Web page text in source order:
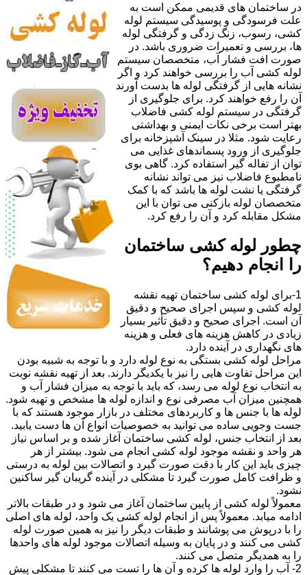
در ساختمان های قدیمی ممکن است به
علت فرسودگی و پوسیدگی سیستم لوله
کشی، رسوب، زنگ زدگی و گرفتگی لوله
ها، بررسی و تعمیرات ضروری باشد. در
صورت افت فشار آب، متخصصان سیستم
لوله کشی آب را بررسی خواهند کرد و اگر
نشانه هایی از گرفتگی لوله ها بدست آورند
آن را رفع خواهند کرد. برای جلوگیری از
گرفتگی در سیستم لوله کشی فاضلاب
بهتر است برخی نکات ایمنی و بهداشتی
رعایت شود. مثلا در سینک آشپزخانه برای
جلوگیری از ورود پسماندهای غذایی می
توان از تفاله گیر استفاده کرد. گاهی بوی
نامطبوع فاضلاب نیز می تواند نشانه
گرفتگی یا نشت لوله ها باشد که با کمک
متخصصان لوله بازکنی می توان با این
مشکل مقابله کرد و آن را رفع کرد.
چطور لوله کشی ساختمان
را انجام دهیم؟
1-برای لوله کشی ساختمان تهیه نقشه
لوله کشی و سپس اجرای صحیح و دقیق
آن است. اجرای صحیح و دقیق تأثیر بسیار
زیادی در کاهش هزینه های فعلی و هزینه
های نگهداری در آینده دارد.
مراحل لوله کشی بستگی به نوع لوله دارد و با توجه به شبیه بودن
این مراحل تفاوت هایی را نیز با یکدیگر دارند. بعد از تهیه نقشه نوبت
به انتخاب نوع لوله می رسد، که باید با توجه به میزان فشار آب و
همچنین میزان آب مصرفی نوع و اندازه لوله ها مشخص و تهیه شود.
لوله ها با جنس ها و کاربردهای مختلف در بازار موجود هستند که با
جست وجویی ساده می توانید به خصوصیات انواع آن ها دست یابید.
بعد از انتخاب جنس، لوله کشی ساختمان آغاز شده و بر اساس نیاز
هر واحد و نقشه موجود لوله کشی انجام می شود. بیشتر از هر
چیزی باید این کار با دقت صورت گیرد و اتصالات بین لوله به درستی
و ظرافت کامل صورت گیرد تا مشکلی در آینده گریبان گیر ساکنین
نشود.
معمولاً لوله کشی از پایین ساختمان آغاز می شود و در طبقات بالاتر
ادامه میابد. معمولاً پس از انجام لوله کشی یک واحد، لوله های اصلی
را با درپوش می پوشانند و طبقات دیگر را نیز به همین صورت لوله
کشی می کنند و در پایان به وسیله اتصالات موجود لوله های واحدها
را به همدیگر متصل می کنند.
2- آب را وارد لوله ها کرده و آن ها را تست می کنند تا مشکلی پیش